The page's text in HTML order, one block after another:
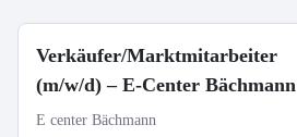
Verkäufer/Marktmitarbeiter
(m/w/d) – E-Center Bächmann
E center Bächmann